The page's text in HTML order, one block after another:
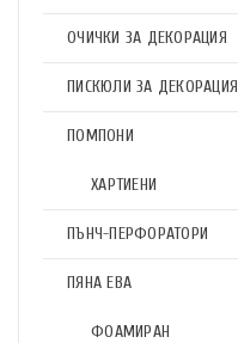
ОЧИЧКИ ЗА ДЕКОРАЦИЯ
ПИСКЮЛИ ЗА ДЕКОРАЦИЯ
ПОМПОНИ
ХАРТИЕНИ
ПЪНЧ-ПЕРФОРАТОРИ
ПЯНА ЕВА
ФОАМИРАН